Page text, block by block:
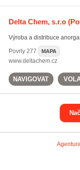
Delta Chem, s.r.o
Výroba a distribuce
Povrly277 MAPA
www.deltachem.cz
NAVIGOVAT